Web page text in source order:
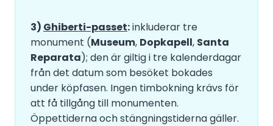
3) Ghiberti-passet:inkluderar tre
monument (Museum, Dopkapell, Santa
Reparata); den är giltig i tre kalenderdagar
från det datum som besöket bokades
under köpfasen. Ingen timbokning krävs för
att få tillgång till monumenten.
Öppettiderna och stängningstiderna gäller.